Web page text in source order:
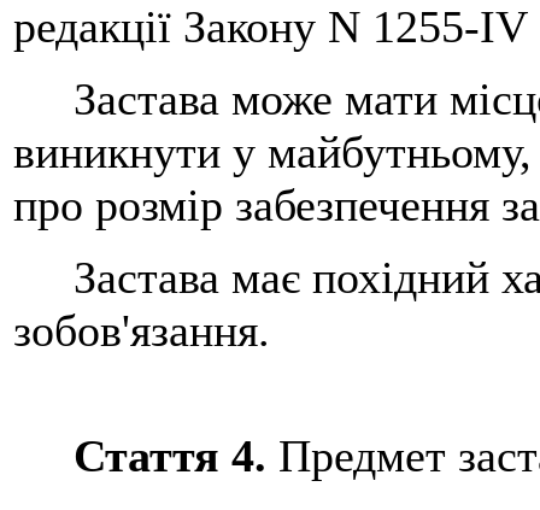
редакції Закону N 1255-
Застава може мати
виникнути у
про розмір забезпечення
Застава має похідний
зобов'язання.
Стаття 4. Предмет